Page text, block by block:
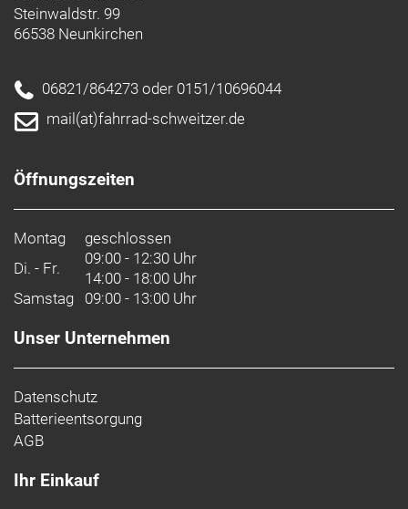
Steinwaldstr. 99
66538 Neunkirchen
06821/864273 oder 0151/10696044
mail(at)fahrrad-schweitzer.de
Öffnungszeiten
Montag
geschlossen
Di. - Fr.
09:00 - 12:30 Uhr
14:00 - 18:00 Uhr
Samstag 09:00 - 13:00 Uhr
Unser Unternehmen
Datenschutz
Batterieentsorgung
AGB
Ihr Einkauf